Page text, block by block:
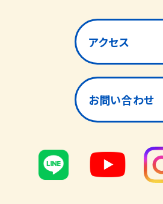
アクセス
お問い合わせ